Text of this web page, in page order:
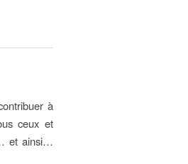
à
ceux et
et ainsi…